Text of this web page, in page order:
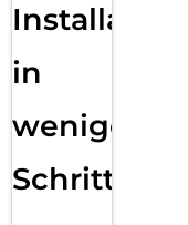
Installation
in
wenigen
Schritten